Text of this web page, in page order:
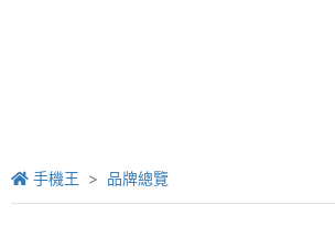
手機王 品牌總覽